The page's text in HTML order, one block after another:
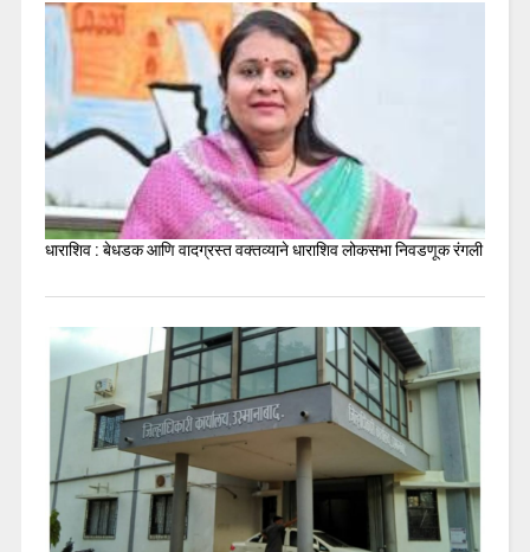
धाराशिव : बेधडक आणि वादग्रस्त वक्तव्याने धाराशिव लोकसभा निवडणूक रंगली